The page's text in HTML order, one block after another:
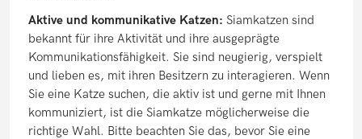
Aktive und kommunikative Katzen: Siamkatzen sind
bekannt für ihre Aktivität und ihre ausgeprägte
Kommunikationsfähigkeit. Sie sind neugierig, verspielt
und lieben es, mit ihren Besitzern zu interagieren. Wenn
Sie eine Katze suchen, die aktiv ist und gerne mit Ihnen
kommuniziert, ist die Siamkatze möglicherweise die
richtige Wahl. Bitte beachten Sie das, bevor Sie eine